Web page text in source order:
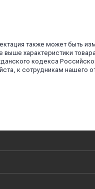
также может быть
характеристики
кодекса
к сотрудникам нашего